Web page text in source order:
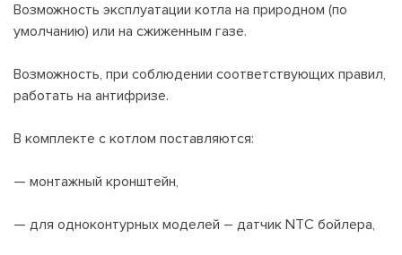
Возможность эксплуатации котла на природном (по
умолчанию) или на сжиженным газе.
Возможность, при соблюдении соответствующих правил,
работать на антифризе.
В комплекте с котлом поставляются:
— монтажный кронштейн,
— для одноконтурных моделей – датчик NTC бойлера,